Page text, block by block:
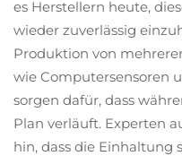
es Herstellern heute,
wieder zuverlässig
Produktion von
wie Computersensoren
sorgen dafür, dass
Plan verläuft. Experten
hin, dass die Einhaltung